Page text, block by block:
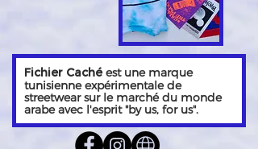
Fichier Cachéest une marque
tunisienne expérimentale de
streetwear sur le marché du monde
arabe avec l'esprit "by us, for us".